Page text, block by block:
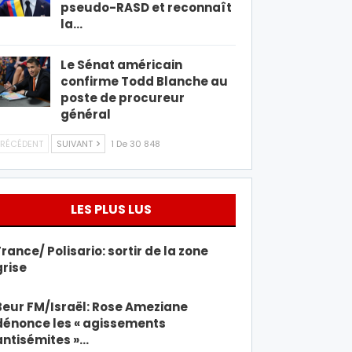
pseudo-RASD et reconnaît
la…
Le Sénat américain
confirme Todd Blanche au
poste de procureur
général
SUIVANT 1 De 30 848
LES PLUS LUS
Polisario: sortir de la zone
FM/Israël: Rose Ameziane
les « agissements
»…